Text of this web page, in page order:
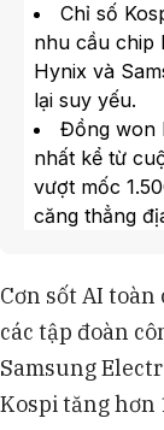
Chỉ số
nhu cầu chip
Hynix và
lại suy yếu.
Đồng won
nhất kể từ
vượt mốc
căng thẳng
won, vì Hàn
bộ năng
Ngân
liên hệ giữa
mạnh của
Cơn sốt AI
các tập đoàn
Samsung
Kospi tăng hơn